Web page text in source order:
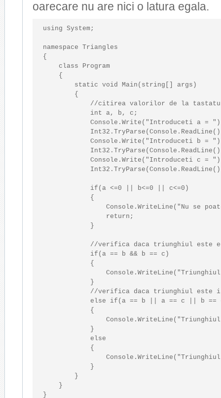
oarecare nu are nici o latura egala.
using System;
namespace Triangles
{
class Program
    {
static
void Main( string [] args)
        {
//citirea valorilor de la
int a, b, c;
            Console.Write(
"Introduceti a = "
            Console.Write(
"Introduceti b = "
            Console.Write(
"Introduceti c = "
if (a <=0 || b<=0 || c<=0)
            {
                Console.WriteLine(
"Nu se
return ;
            }
//verifica daca triunghiul este
if (a == b && b == c)
            {
                Console.WriteLine(
            }
//verifica daca triunghiul este
else
if (a == b || a == c || b ==
            {
                Console.WriteLine(
            }
else
            {
                Console.WriteLine(
            }
        }
    }